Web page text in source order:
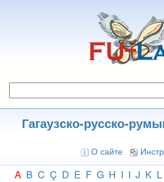
Гагаузско-русско-
О сайте
A B C Ç D E F G H I I J K L